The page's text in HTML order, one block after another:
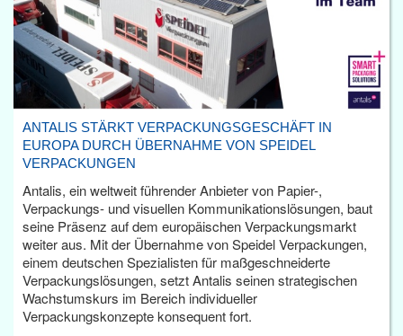
ANTALIS STÄRKT VERPACKUNGSGESCHÄFT IN
EUROPA DURCH ÜBERNAHME VON SPEIDEL
VERPACKUNGEN
Antalis, ein weltweit führender Anbieter von Papier-,
Verpackungs- und visuellen Kommunikationslösungen, baut
seine Präsenz auf dem europäischen Verpackungsmarkt
weiter aus. Mit der Übernahme von Speidel Verpackungen,
einem deutschen Spezialisten für maßgeschneiderte
Verpackungslösungen, setzt Antalis seinen strategischen
Wachstumskurs im Bereich individueller
Verpackungskonzepte konsequent fort.